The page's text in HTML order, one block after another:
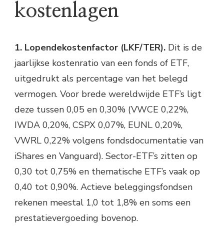
kostenlagen
1. Lopendekostenfactor (LKF/TER). Dit is de
jaarlijkse kostenratio van een fonds of ETF,
uitgedrukt als percentage van het belegd
vermogen. Voor brede wereldwijde ETF’s ligt
deze tussen 0,05 en 0,30% (VWCE 0,22%,
IWDA 0,20%, CSPX 0,07%, EUNL 0,20%,
VWRL 0,22% volgens fondsdocumentatie van
iShares en Vanguard). Sector-ETF’s zitten op
0,30 tot 0,75% en thematische ETF’s vaak op
0,40 tot 0,90%. Actieve beleggingsfondsen
rekenen meestal 1,0 tot 1,8% en soms een
prestatievergoeding bovenop.